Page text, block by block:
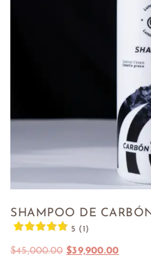
SHAMPOO DE
5 (1)
$45,000.00 $39,900.00